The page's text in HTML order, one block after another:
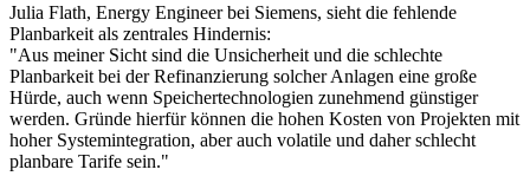
Julia Flath, Energy Engineer bei Siemens, sieht die fehlende
Planbarkeit als zentrales Hindernis:
"Aus meiner Sicht sind die Unsicherheit und die schlechte
Planbarkeit bei der Refinanzierung solcher Anlagen eine große
Hürde, auch wenn Speichertechnologien zunehmend günstiger
werden. Gründe hierfür können die hohen Kosten von Projekten mit
hoher Systemintegration, aber auch volatile und daher schlecht
planbare Tarife sein."